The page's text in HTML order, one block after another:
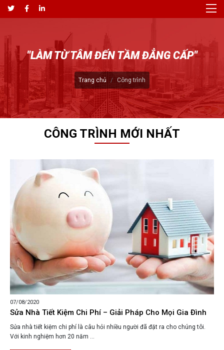
"LÀM TỪ TÂM ĐẾN TẦM ĐẲNG CẤP"
Trang chủ Công trình
CÔNG TRÌNH MỚI NHẤT
07/08/2020
Sửa Nhà Tiết Kiệm Chi Phí – Giải Pháp Cho Mọi Gia Đình
Sửa nhà tiết kiệm chi phí là câu hỏi nhiều người đã đặt ra cho chúng tôi.
Với kinh nghiệm hơn 20 năm ...